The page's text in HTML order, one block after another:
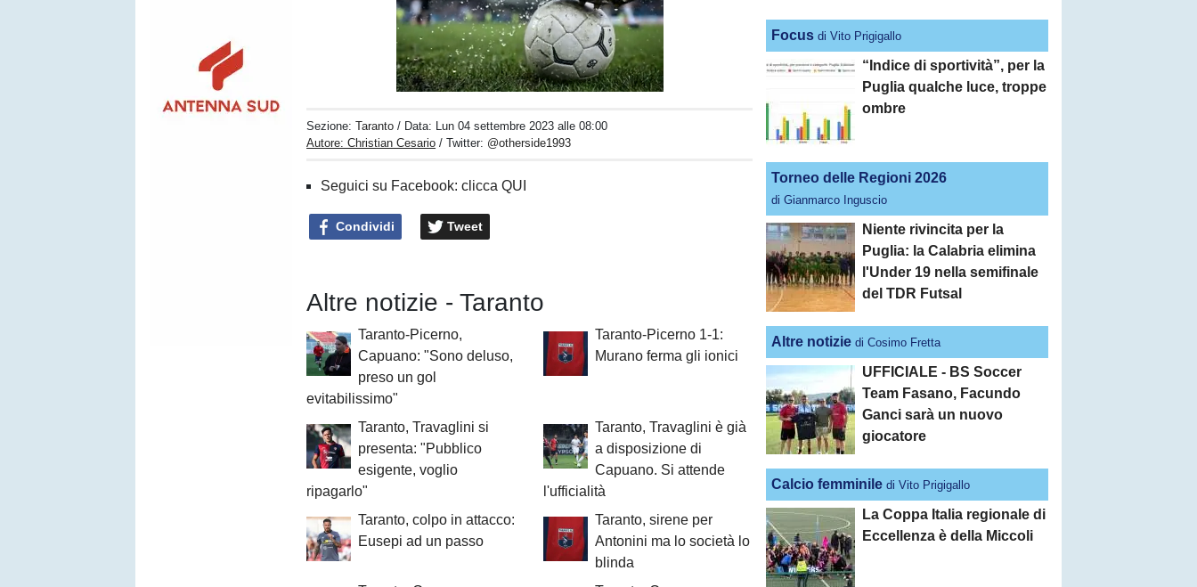
Unmute
Loaded:
100.00%
Sezione:Taranto / Data: Lun 04 settembre 2023 alle 08:00
Autore: Christian Cesario / Twitter: @otherside1993
Seguici su Facebook: clicca QUI
Condividi Tweet
Altre notizie - Taranto
Taranto-Picerno,
Capuano: "Sono deluso,
preso un gol
evitabilissimo"
Taranto-Picerno 1-1:
Murano ferma gli ionici
Taranto, Travaglini si
presenta: "Pubblico
esigente, voglio
ripagarlo"
Taranto, Travaglini è già
a disposizione di
Capuano. Si attende
l'ufficialità
Taranto, colpo in attacco:
Eusepi ad un passo
Taranto, sirene per
Antonini ma lo società lo
blinda
Focus di Vito Prigigallo
“Indice di sportività”, per la
Puglia qualche luce, troppe
ombre
Torneo delle Regioni 2026
di Gianmarco Inguscio
Niente rivincita per la
Puglia: la Calabria elimina
l'Under 19 nella semifinale
del TDR Futsal
Altre notizie di Cosimo Fretta
UFFICIALE - BS Soccer
Team Fasano, Facundo
Ganci sarà un nuovo
giocatore
Calcio femminile di Vito Prigigallo
La Coppa Italia regionale di
Eccellenza è della Miccoli